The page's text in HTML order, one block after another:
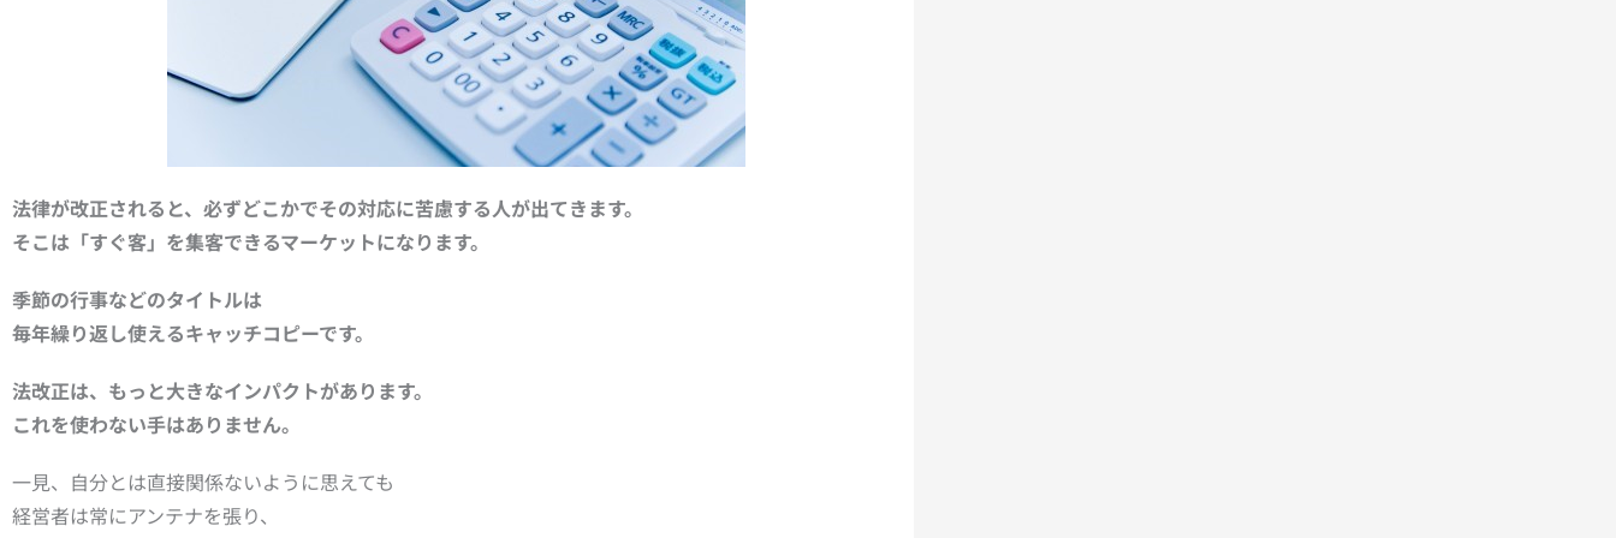
法律が改正されると、必ずどこかでその対応に苦慮する人が出てきます。
そこは「すぐ客」を集客できるマーケットになります。
季節の行事などのタイトルは
毎年繰り返し使えるキャッチコピーです。
法改正は、もっと大きなインパクトがあります。
これを使わない手はありません。
一見、自分とは直接関係ないように思えても
経営者は常にアンテナを張り、